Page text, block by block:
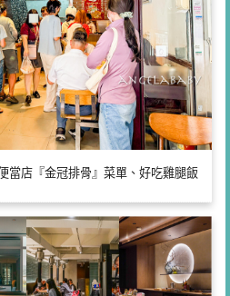
當店『金冠排骨』菜單、好吃雞腿飯